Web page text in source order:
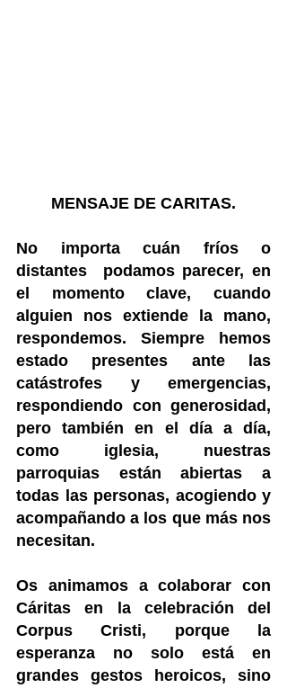
MENSAJE DE CARITAS.
No importa cuán fríos o
distantes  podamos parecer, en
el momento clave, cuando
alguien nos extiende la mano,
respondemos. Siempre hemos
estado presentes ante las
catástrofes y emergencias,
respondiendo con generosidad,
pero también en el día a día,
como iglesia, nuestras
parroquias están abiertas a
todas las personas, acogiendo y
acompañando a los que más nos
necesitan.
Os animamos a colaborar con
Cáritas en la celebración del
Corpus Cristi, porque la
esperanza no solo está en
grandes gestos heroicos, sino